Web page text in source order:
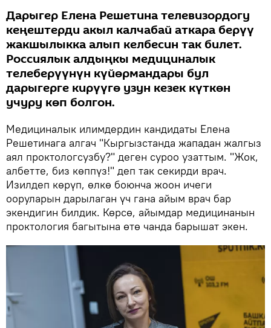
Дарыгер Елена Решетина телевизордогу
кеңештерди акыл калчабай аткара берүү
жакшылыкка алып келбесин так билет.
Россиялык алдыңкы медициналык
телеберүүнүн күйөрмандары бул
дарыгерге кирүүгө узун кезек күткөн
учуру көп болгон.
Медициналык илимдердин кандидаты Елена
Решетинага алгач "Кыргызстанда жападан жалгыз
аял проктологсузбу?" деген суроо узаттым. "Жок,
албетте, биз көппүз!" деп так секирди врач.
Изилдеп көрүп, өлкө боюнча жоон ичеги
ооруларын дарылаган үч гана айым врач бар
экендигин билдик. Көрсө, айымдар медицинанын
проктология багытына өтө чанда барышат экен.